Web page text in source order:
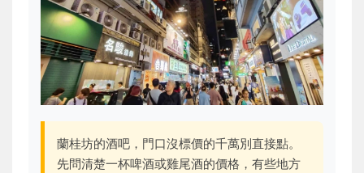
蘭桂坊的酒吧，門口沒標價的千萬別直接點。
先問清楚一杯啤酒或雞尾酒的價格，有些地方